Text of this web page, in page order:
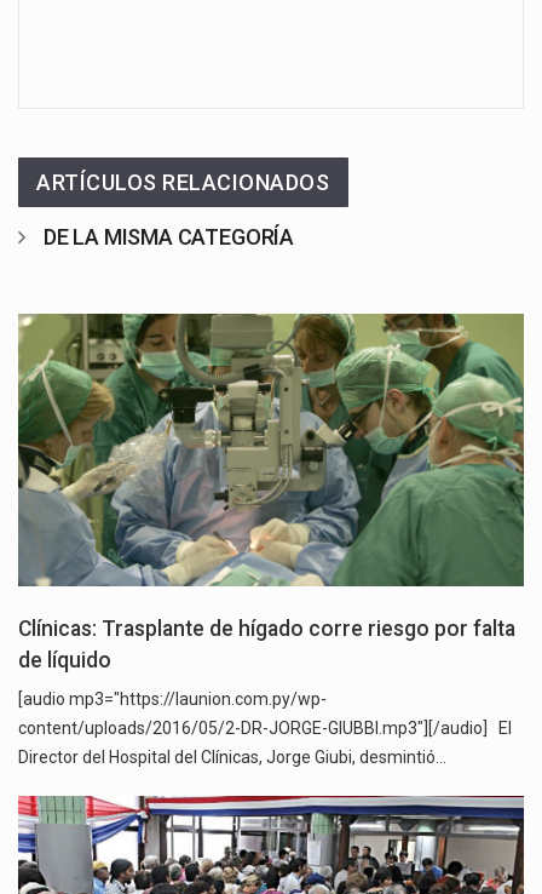
ARTÍCULOS RELACIONADOS
DE LA MISMA CATEGORÍA
Clínicas: Trasplante de hígado corre riesgo por falta
de líquido
[audio mp3="https://launion.com.py/wp-
content/uploads/2016/05/2-DR-JORGE-GIUBBI.mp3"][/audio] El
Director del Hospital del Clínicas, Jorge Giubi, desmintió…